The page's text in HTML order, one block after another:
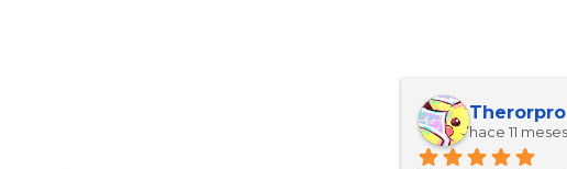
hace 11 meses